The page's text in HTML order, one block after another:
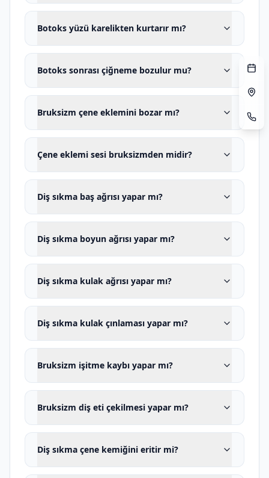
ve yaşam kalitesinde bozulma
durumlarında artar.
Uyanıklık bruksizmi nedir?
Uyanıklık bruksizmi, kişinin uyanıkken
dişlerini sıkması, birbirine bastırması
stresli görüşme, ders çalışma, spor,
kaygı, öfke veya gerginlik ve ağrıya karşı
koruyucu kasılma durumlarında ortaya
çıkabilir.
Birçok hasta dişlerini gıcırdatmadığı için
bruksizmi olmadığını düşünür. Oysa gün
içinde dişleri sürekli temas ettirmek veya
çeneyi kasılı tutmak da uyanıklık
bruksizmi kapsamında değerlendirilebilir.
dişlerin sürekli temas hâlinde olması
gerekmez.
Gündüz diş sıkma nasıl fark edilir?
Şu belirtiler uyanıklık bruksizmini
düşündürebilir: çalışırken dişlerin
birbirine bastığını fark etmek, gün
Botoks yüzü karelikten kurtarır mı?
Botoks sonrası çiğneme bozulur mu?
Bruksizm çene eklemini bozar mı?
Çene eklemi sesi bruksizmden midir?
Diş sıkma baş ağrısı yapar mı?
Diş sıkma boyun ağrısı yapar mı?
Diş sıkma kulak ağrısı yapar mı?
Diş sıkma kulak çınlaması yapar mı?
Bruksizm işitme kaybı yapar mı?
Bruksizm diş eti çekilmesi yapar mı?
Diş sıkma çene kemiğini eritir mi?